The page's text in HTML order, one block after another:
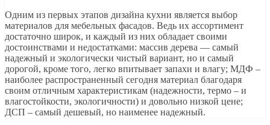
Одним из первых этапов дизайна кухни является выбор
материалов для мебельных фасадов. Ведь их ассортимент
достаточно широк, и каждый из них обладает своими
достоинствами и недостатками: массив дерева — самый
надежный и экологически чистый вариант, но и самый
дорогой, кроме того, легко впитывает запахи и влагу; МДФ –
наиболее распространенный сегодня материал благодаря
своим отличным характеристикам (надежности, термо – и
влагостойкости, экологичности) и довольно низкой цене;
ДСП – самый дешевый, но наименее надежный.